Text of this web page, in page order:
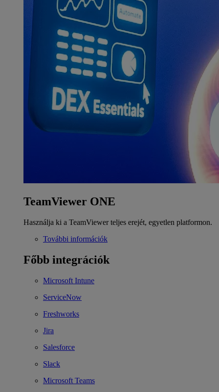
TeamViewer ONE
Használja ki a TeamViewer teljes erejét, egyetlen platformon.
További információk
Főbb integrációk
Microsoft Intune
ServiceNow
Freshworks
Jira
Salesforce
Slack
Microsoft Teams